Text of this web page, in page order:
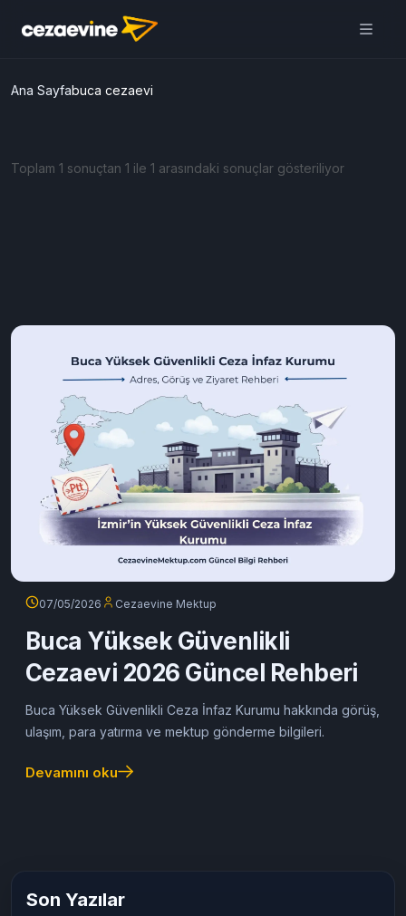
Ana Sayfabuca cezaevi
Toplam 1 sonuçtan 1 ile 1 arasındaki sonuçlar gösteriliyor
07/05/2026 Cezaevine Mektup
Buca Yüksek Güvenlikli
Cezaevi 2026 Güncel Rehberi
Buca Yüksek Güvenlikli Ceza İnfaz Kurumu hakkında görüş,
ulaşım, para yatırma ve mektup gönderme bilgileri.
Devamını oku
Son Yazılar